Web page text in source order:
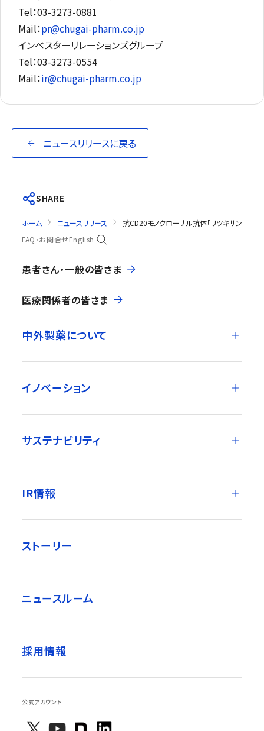
Tel：03-3273-0881
Mail：pr@chugai-pharm.co.jp
インベスターリレーションズグループ
Tel：03-3273-0554
Mail：ir@chugai-pharm.co.jp
ニュースリリースに戻る
SHARE
ホーム ニュースリリース
抗CD20モノクローナル抗体「リツキサン®」共
FAQ・お問合せEnglish
患者さん・一般の皆さま
医療関係者の皆さま
中外製薬について
イノベーション
サステナビリティ
IR情報
ストーリー
ニュースルーム
採用情報
公式アカウント